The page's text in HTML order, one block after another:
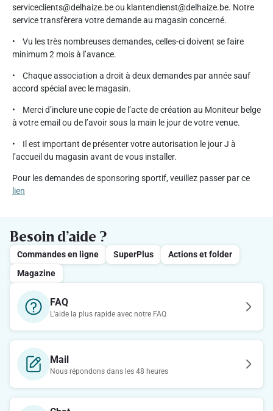
serviceclients@delhaize.be ou klantendienst@delhaize.be. Notre
service transfèrera votre demande au magasin concerné.
• Vu les très nombreuses demandes, celles-ci doivent se faire
minimum 2 mois à l’avance.
• Chaque association a droit à deux demandes par année sauf
accord spécial avec le magasin.
• Merci d’inclure une copie de l’acte de création au Moniteur belge
à votre email ou de l’avoir sous la main le jour de votre venue.
• Il est important de présenter votre autorisation le jour J à
l’accueil du magasin avant de vous installer.
Pour les demandes de sponsoring sportif, veuillez passer par ce
lien
Besoin d’aide ?
Commandes en ligne SuperPlus
Actions et folder
Magazine
FAQ
L'aide la plus rapide avec notre FAQ
Mail
Nous répondons dans les 48 heures